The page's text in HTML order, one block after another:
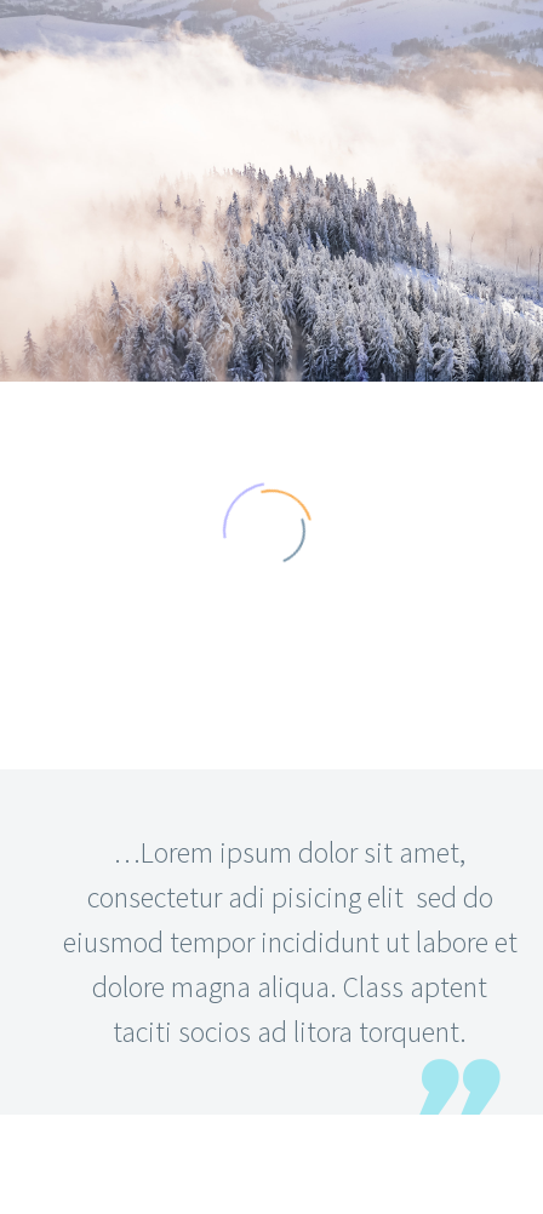
…Lorem ipsum dolor sit amet,
consectetur adi pisicing elit sed do
eiusmod tempor incididunt ut labore et
dolore magna aliqua. Class aptent
taciti socios ad litora torquent.